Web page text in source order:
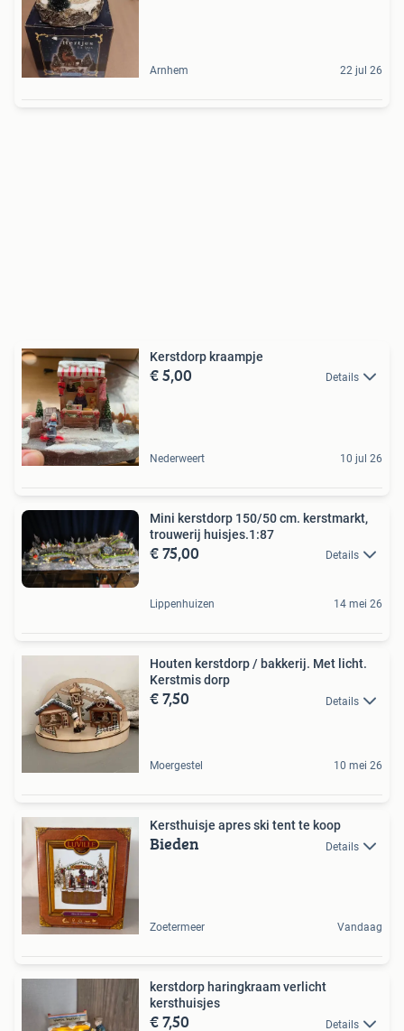
Arnhem 22 jul 26
Kerstdorp kraampje
€ 5,00 Details
Nederweert 10 jul 26
Mini kerstdorp 150/50 cm. kerstmarkt,
trouwerij huisjes.1:87
€ 75,00 Details
Lippenhuizen 14 mei 26
Houten kerstdorp / bakkerij. Met licht.
Kerstmis dorp
€ 7,50 Details
Moergestel 10 mei 26
Kersthuisje apres ski tent te koop
Bieden Details
Zoetermeer Vandaag
kerstdorp haringkraam verlicht
kersthuisjes
€ 7,50 Details